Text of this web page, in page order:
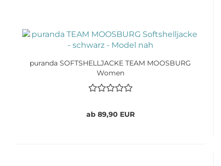
puranda SOFTSHELLJACKE TEAM MOOSBURG
Women
ab 89,90 EUR